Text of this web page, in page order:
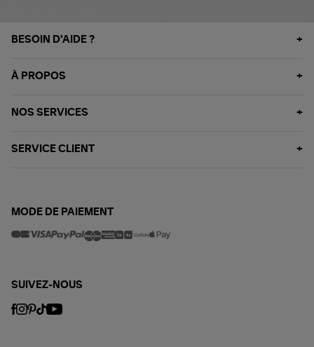
BESOIN D'AIDE ?
À PROPOS
NOS SERVICES
SERVICE CLIENT
MODE DE PAIEMENT
SUIVEZ-NOUS